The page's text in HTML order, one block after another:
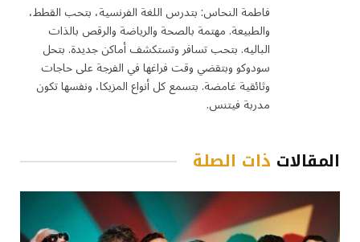
فاطمة النحاس: بتدرس اللغة الفرنسية، بتحب القطط،
والطبيعة. مهتمة بالصحة والرياضة والرقص بالذات
الباليه. بتحب تسافر وتستكشف أماكن جديدة. بتحل
سودوكو وبتقضي وقت فراغها في الفرجة على حاجات
وثائقية غامضة. بتسمع كل أنواع المزيكا، ونفسها تكون
مدربة فيتنس.
المقالات ذات الصلة